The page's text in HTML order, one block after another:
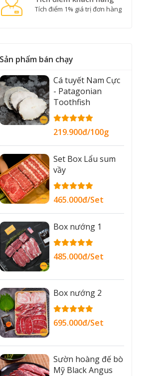
Tích điểm 1% giá trị đơn hàng
Sản phẩm bán chạy
Cá tuyết Nam Cực
- Patagonian
Toothfish
219.900đ/100g
Set Box Lẩu sum
vầy
465.000đ/Set
Box nướng 1
485.000đ/Set
Box nướng 2
695.000đ/Set
Sườn hoàng đế bò
Mỹ Black Angus